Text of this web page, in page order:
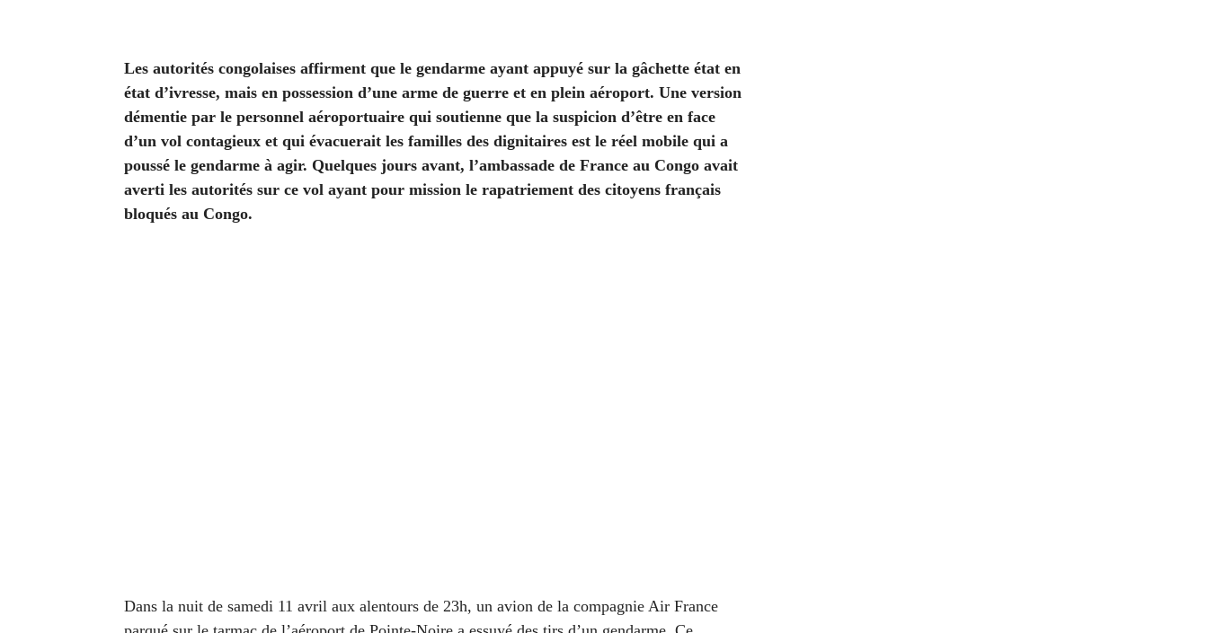
Les autorités congolaises affirment que le gendarme ayant appuyé sur la gâchette état en
état d’ivresse, mais en possession d’une arme de guerre et en plein aéroport. Une version
démentie par le personnel aéroportuaire qui soutienne que la suspicion d’être en face
d’un vol contagieux et qui évacuerait les familles des dignitaires est le réel mobile qui a
poussé le gendarme à agir. Quelques jours avant, l’ambassade de France au Congo avait
averti les autorités sur ce vol ayant pour mission le rapatriement des citoyens français
bloqués au Congo.
Dans la nuit de samedi 11 avril aux alentours de 23h, un avion de la compagnie Air France